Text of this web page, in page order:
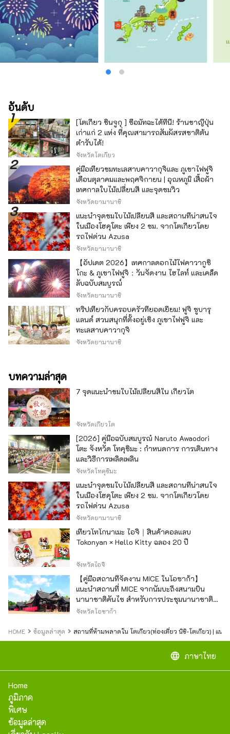
อันดับ
[โตเกียว ชินจูกุ ] ซื้อมัทฉะได้ที่นี่! ร้านชาญี่ปุ่น
เก่าแก่ 2 แห่ง ที่คุณสามารถสัมผัสรสชาติต้น
ตำรับได้!
จังหวัดโตเกียว
คู่มือเที่ยวชมทะเลสาบคาวากุจิและ ภูเขาไฟฟูจิ
เดือนตุลาคมและพฤศจิกายน | อุณหภูมิ เสื้อผ้า
เทศกาลใบไม้เปลี่ยนสี และจุดชมวิว
จังหวัดยามานาชิ
แนะนำจุดชมใบไม้เปลี่ยนสี และสถานที่น่าสนใจ
ในเมืองโฮคุโตะ เพียง 2 ชม. จากโตเกียวโดย
รถไฟด่วน Azusa
จังหวัดยามานาชิ
【อัปเดต 2026】เทศกาลดอกไม้ไฟคาวากูชิ
โกะ & ภูเขาไฟฟูจิ：วันจัดงาน ไฮไลท์ และเคล็ด
ลับฉบับสมบูรณ์
จังหวัดยามานาชิ
ทริปเที่ยวกับครอบครัวที่ยอดเยี่ยม! ฟูจิ ซูบารุ
แลนด์ สวนสนุกที่ตั้งอยู่เชิง ภูเขาไฟฟูจิ และ
ทะเลสาบคาวากุจิ
จังหวัดยามานาชิ
บทความล่าสุด
7 จุดแนะนำชมใบไม้เปลี่ยนสีใน เกียวโต
จังหวัดเกียวโต
[2026] คู่มือฉบับสมบูรณ์ Naruto Awaodori
โตะ จังหวัด โทคุชิมะ : กำหนดการ การเดินทาง
และวิธีการเพลิดเพลิน
จังหวัดโทคุชิมะ
แนะนำจุดชมใบไม้เปลี่ยนสี และสถานที่น่าสนใจ
ในเมืองโฮคุโตะ เพียง 2 ชม. จากโตเกียวโดย
รถไฟด่วน Azusa
จังหวัดยามานาชิ
เที่ยวโทโกนาเมะ ไอจิ｜สินค้าคอลแลบ
Tokonyan × Hello Kitty ฉลอง 20 ปี
จังหวัดไอจิ
【คู่มือสถานที่จัดงาน MICE ในโอซาก้า】
แนะนำสถานที่ MICE จากนัมบะถึงสนามบิน
นานาชาติคันไซ สำหรับการประชุมนานาชาติ
และกิจกรรมองค์กร
จังหวัดโอซาก้า
HOME ข้อมูลล่าสุด สถานที่ห้ามพลาดใน โตเกียว(ท่องเที่ยว นิชิ-โตเกียว) | แน
language ภาษาไทย
Home
ภูมิภาค
พิเศษ
ข้อมูลล่าสุด